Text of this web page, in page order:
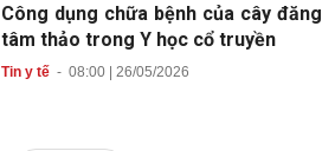
Công dụng chữa bệnh của cây đăng
tâm thảo trong Y học cổ truyền
Tin y tế- 08:00 | 26/05/2026